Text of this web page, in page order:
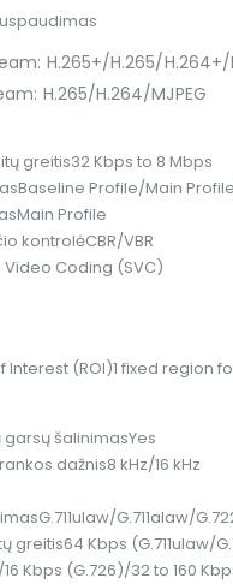
H.265+/H.265/H.264+/
H.265/H.264/MJPEG
greitis32 Kbps to 8 Mbps
Baseline Profile/Main
Main Profile
kontrolėCBR/VBR
Coding (SVC)
Interest (ROI)1 fixed region
garsų šalinimasYes
dažnis8 kHz/16 kHz
G.711ulaw/G.711alaw/
greitis64 Kbps (G.711ulaw/
16 Kbps (G.726)/32 to 160